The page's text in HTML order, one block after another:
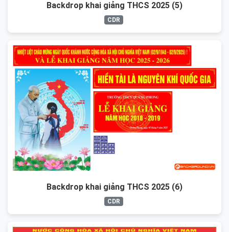
Backdrop khai giảng THCS 2025 (5)
CDR
Backdrop khai giảng THCS 2025 (6)
CDR